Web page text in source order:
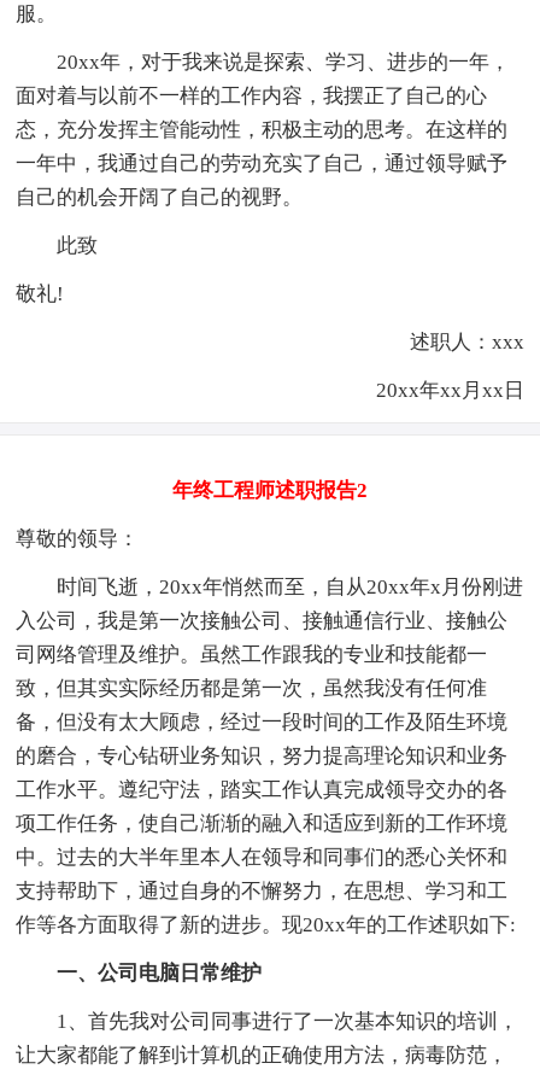
服。
20xx年，对于我来说是探索、学习、进步的一年，
面对着与以前不一样的工作内容，我摆正了自己的心
态，充分发挥主管能动性，积极主动的思考。在这样的
一年中，我通过自己的劳动充实了自己，通过领导赋予
自己的机会开阔了自己的视野。
此致
敬礼!
述职人：xxx
20xx年xx月xx日
年终工程师述职报告2
尊敬的领导：
时间飞逝，20xx年悄然而至，自从20xx年x月份刚进
入公司，我是第一次接触公司、接触通信行业、接触公
司网络管理及维护。虽然工作跟我的专业和技能都一
致，但其实实际经历都是第一次，虽然我没有任何准
备，但没有太大顾虑，经过一段时间的工作及陌生环境
的磨合，专心钻研业务知识，努力提高理论知识和业务
工作水平。遵纪守法，踏实工作认真完成领导交办的各
项工作任务，使自己渐渐的融入和适应到新的工作环境
中。过去的大半年里本人在领导和同事们的悉心关怀和
支持帮助下，通过自身的不懈努力，在思想、学习和工
作等各方面取得了新的进步。现20xx年的工作述职如下:
一、公司电脑日常维护
1、首先我对公司同事进行了一次基本知识的培训，
让大家都能了解到计算机的正确使用方法，病毒防范，